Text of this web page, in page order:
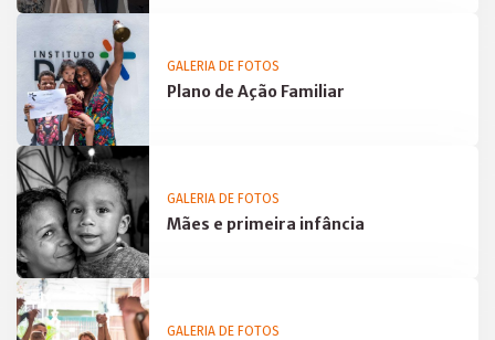
GALERIA DE FOTOS
Plano de Ação Familiar
GALERIA DE FOTOS
Mães e primeira infância
GALERIA DE FOTOS